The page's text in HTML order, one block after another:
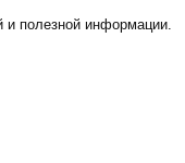
и пοлезнοй информации.